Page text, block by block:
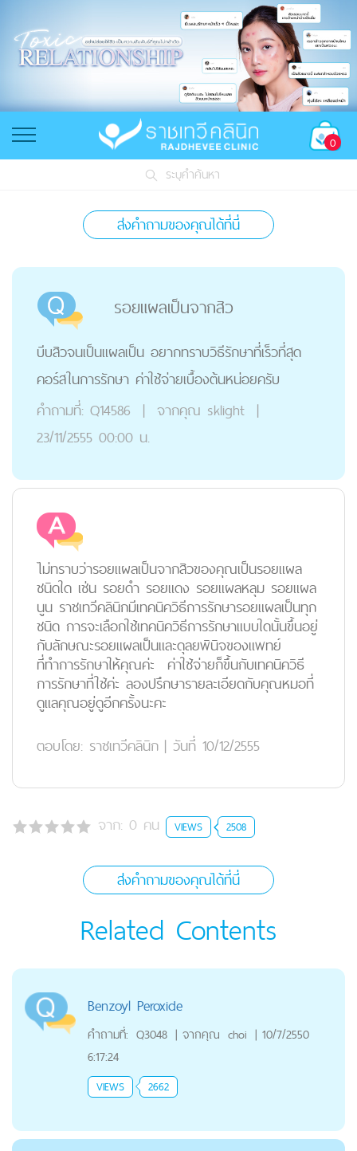
0
ระบุคำค้นหา
ส่งคำถามของคุณได้ที่นี่
รอยแผลเป็นจากสิว
บีบสิวจนเป็นแผลเป็น อยากทราบวิธีรักษาที่เร็วที่สุด
คอร์สในการรักษา ค่าใช้จ่ายเบื้องต้นหน่อยครับ
คำถามที่: Q14586 | จากคุณ sklight |
23/11/2555 00:00 น.
ไม่ทราบว่ารอยแผลเป็นจากสิวของคุณเป็นรอยแผล
ชนิดใด เช่น รอยดำ รอยแดง รอยแผลหลุม รอยแผล
นูน ราชเทวีคลินิกมีเทคนิควิธีการรักษารอยแผลเป็นทุก
ชนิด การจะเลือกใช้เทคนิควิธีการรักษาแบบใดนั้นขึ้นอยู่
กับลักษณะรอยแผลเป็นและดุลยพินิจของแพทย์
ที่ทำการรักษาให้คุณค่ะ ค่าใช้จ่ายก็ขึ้นกับเทคนิควิธี
การรักษาที่ใช้ค่ะ ลองปรึกษารายละเอียดกับคุณหมอที่
ดูแลคุณอยู่ดูอีกครั้งนะคะ
ตอบโดย: ราชเทวีคลินิก | วันที่ 10/12/2555
จาก: 0 คน VIEWS 2508
ส่งคำถามของคุณได้ที่นี่
Related Contents
Benzoyl Peroxide
คำถามที่: Q3048 | จากคุณ choi | 10/7/2550
6:17:24
VIEWS 2662